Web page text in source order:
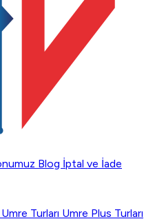
Blog İptal ve İade
Umre Turları Umre Plus Turları